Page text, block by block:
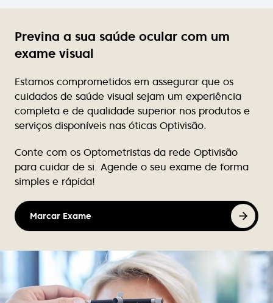
modelos dos quais podemos dizer que são mesmo
exclusivos, pois não se vêem em ópticas próximas.
Preços acessíveis.
Rute Teixeira
Excelente atendimento, nunca falha de stock de
produtos para limpeza de lentes contacto.
Victor Luz
Tem bom atendimento e tem melhores as marcas
de óculos.
Nuno Caçote
tantos anos de cliente nunca se atrasaram ou
falharam. Recomendo vivamente
Sandra Santos
Previna a sua saúde ocular com um
exame visual
Estamos comprometidos em assegurar que os
cuidados de saúde visual sejam um experiência
completa e de qualidade superior nos produtos e
serviços disponíveis nas óticas Optivisão.
Conte com os Optometristas da rede Optivisão
para cuidar de si. Agende o seu exame de forma
simples e rápida!
Marcar Exame